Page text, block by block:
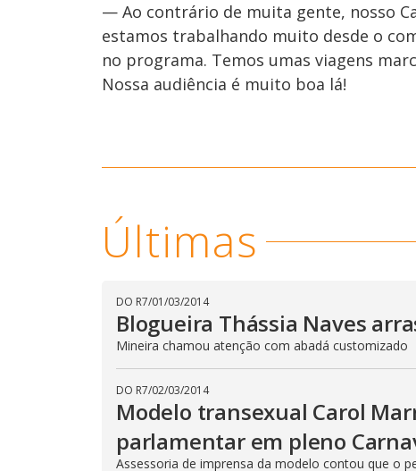
— Ao contrário de muita gente, nosso
estamos trabalhando muito desde o
no programa. Temos umas viagens
Nossa audiência é muito boa lá!
Últimas
DO R7/01/03/2014
Blogueira Thássia Naves
Mineira chamou atenção com abadá customizado
DO R7/02/03/2014
Modelo transexual Carol
parlamentar em pleno
Assessoria de imprensa da modelo contou que o